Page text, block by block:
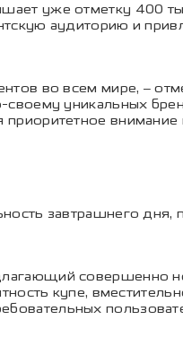
уже отметку 400
аудиторию и
во всем мире, –
уникальных
внимание
завтрашнего дня,
совершенно
купе,